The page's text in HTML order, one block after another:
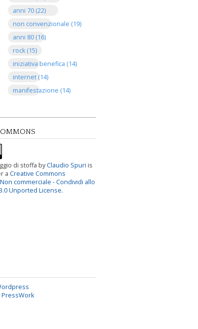
anni 70 (22)
non convenzionale (19)
anni 80 (16)
rock (15)
iniziativa benefica (14)
internet (14)
manifestazione (14)
di stoffa byClaudio Spuri is
a Creative Commons
commerciale - Condividi allo
Unported License.
PressWork